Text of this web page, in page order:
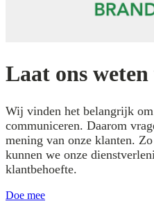
Laat ons
Wij vinden het belangrijk
communiceren. Daarom
mening van onze klanten.
kunnen we onze
klantbehoefte.
Doe mee